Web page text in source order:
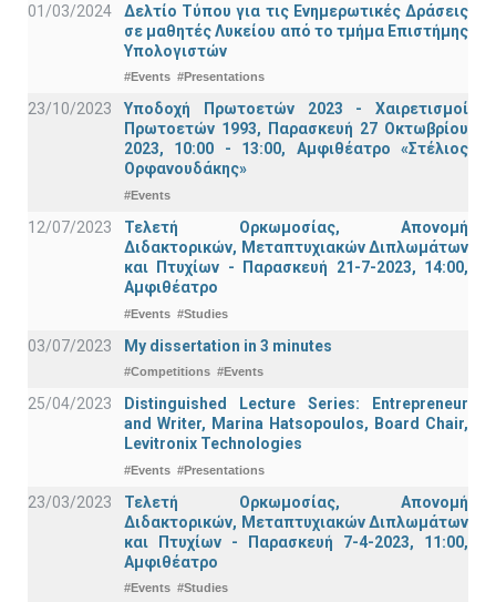
01/03/2024
Δελτίο Τύπου για τις Ενημερωτικές Δράσεις
σε μαθητές Λυκείου από το τμήμα Επιστήμης
Υπολογιστών
#Events #Presentations
23/10/2023
Υποδοχή Πρωτοετών 2023 - Χαιρετισμοί
Πρωτοετών 1993, Παρασκευή 27 Οκτωβρίου
2023, 10:00 - 13:00, Αμφιθέατρο «Στέλιος
Ορφανουδάκης»
#Events
12/07/2023
Τελετή Ορκωμοσίας, Απονομή
Διδακτορικών, Μεταπτυχιακών Διπλωμάτων
και Πτυχίων - Παρασκευή 21-7-2023, 14:00,
Αμφιθέατρο
#Events #Studies
03/07/2023 My dissertation in 3 minutes
#Competitions #Events
25/04/2023
Distinguished Lecture Series: Entrepreneur
and Writer, Marina Hatsopoulos, Board Chair,
Levitronix Technologies
#Events #Presentations
23/03/2023
Τελετή Ορκωμοσίας, Απονομή
Διδακτορικών, Μεταπτυχιακών Διπλωμάτων
και Πτυχίων - Παρασκευή 7-4-2023, 11:00,
Αμφιθέατρο
#Events #Studies